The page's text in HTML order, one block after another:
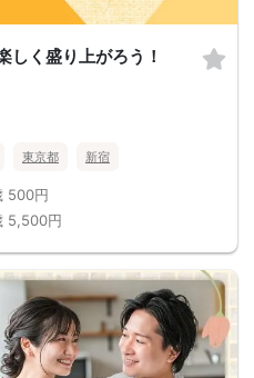
しく盛り上がろう！
東京都 新宿
500円
5,500円